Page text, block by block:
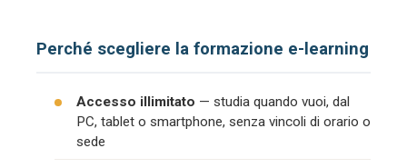
Perché scegliere la formazione e-learning
Accesso illimitato — studia quando vuoi, dal
PC, tablet o smartphone, senza vincoli di orario o
sede